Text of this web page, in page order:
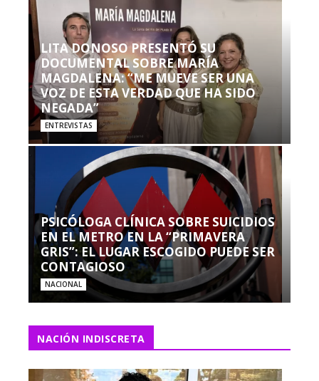
LITA DONOSO PRESENTÓ SU
DOCUMENTAL SOBRE MARÍA
MAGDALENA: “ME MUEVE SER UNA
VOZ DE ESTA VERDAD QUE HA SIDO
NEGADA”
ENTREVISTAS
PSICÓLOGA CLÍNICA SOBRE SUICIDIOS
EN EL METRO EN LA “PRIMAVERA
GRIS”: EL LUGAR ESCOGIDO PUEDE SER
CONTAGIOSO
NACIONAL
NACIÓN INDISCRETA